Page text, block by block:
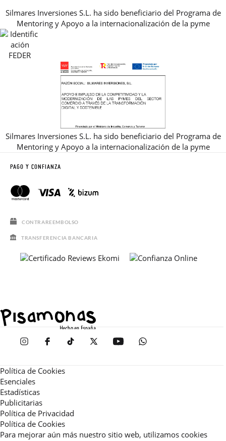
GUIA DE TALLAS
REBAJAS
Silmares Inversiones S.L. ha sido beneficiario del Programa de
Mentoring y Apoyo a la internacionalización de la pyme
Silmares Inversiones S.L. ha sido beneficiario del Programa de
Mentoring y Apoyo a la internacionalización de la pyme
PAGO Y CONFIANZA
CONTRAREEMBOLSO
TRANSFERENCIA BANCARIA
Política de Cookies
Esenciales
Estadísticas
Publicitarias
Política de Privacidad
Política de Cookies
Para mejorar aún más nuestro sitio web, utilizamos cookies